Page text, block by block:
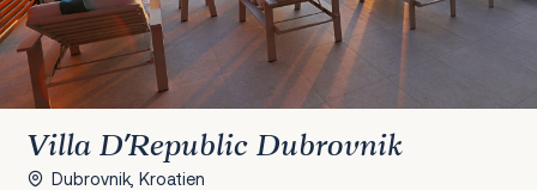
Villa D'Republic Dubrovnik
Dubrovnik, Kroatien